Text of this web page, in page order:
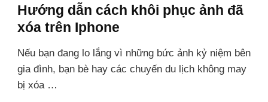
Hướng dẫn cách khôi phục ảnh đã
xóa trên Iphone
Nếu bạn đang lo lắng vì những bức ảnh kỷ niệm bên
gia đình, bạn bè hay các chuyến du lịch không may
bị xóa …